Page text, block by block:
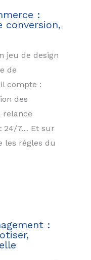
:
conversion,
jeu de design
de
compte :
des
relance
24/7… Et sur
les règles du
: